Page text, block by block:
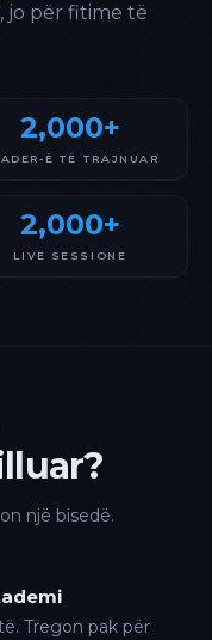
jo për fitime të
2,000+
Ë TË TRAJNUAR
2,000+
LIVE SESSIONE
një bisedë.
Tregon pak për